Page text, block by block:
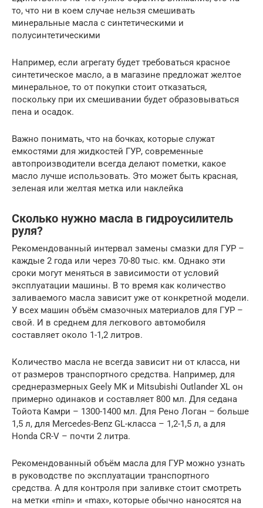
то, что ни в коем случае нельзя смешивать
минеральные масла с синтетическими и
полусинтетическими
Например, если агрегату будет требоваться красное
синтетическое масло, а в магазине предложат желтое
минеральное, то от покупки стоит отказаться,
поскольку при их смешивании будет образовываться
пена и осадок.
Важно понимать, что на бочках, которые служат
емкостями для жидкостей ГУР, современные
автопроизводители всегда делают пометки, какое
масло лучше использовать. Это может быть красная,
зеленая или желтая метка или наклейка
Сколько нужно масла в гидроусилитель
руля?
Рекомендованный интервал замены смазки для ГУР –
каждые 2 года или через 70-80 тыс. км. Однако эти
сроки могут меняться в зависимости от условий
эксплуатации машины. В то время как количество
заливаемого масла зависит уже от конкретной модели.
У всех машин объём смазочных материалов для ГУР –
свой. И в среднем для легкового автомобиля
составляет около 1-1,2 литров.
Количество масла не всегда зависит ни от класса, ни
от размеров транспортного средства. Например, для
среднеразмерных Geely MK и Mitsubishi Outlander XL он
примерно одинаков и составляет 800 мл. Для седана
Тойота Камри – 1300-1400 мл. Для Рено Логан – больше
1,5 л, для Mercedes-Benz GL-класса – 1,2-1,5 л, а для
Honda CR-V – почти 2 литра.
Рекомендованный объём масла для ГУР можно узнать
в руководстве по эксплуатации транспортного
средства. А для контроля при заливке стоит смотреть
на метки «min» и «max», которые обычно наносятся на